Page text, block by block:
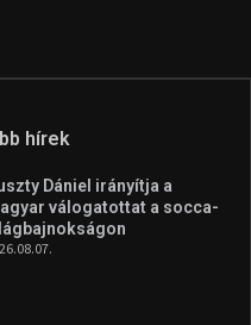
hírek
Dániel irányítja a
válogatottat a socca-